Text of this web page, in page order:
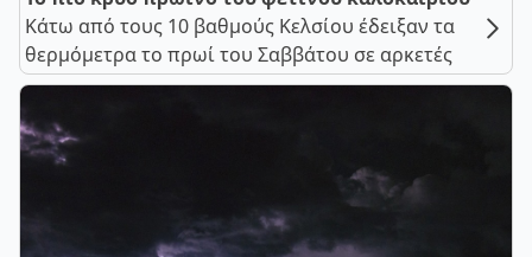
Κάτω από τους 10 βαθμούς Κελσίου έδειξαν τα
θερμόμετρα το πρωί του Σαββάτου σε αρκετές